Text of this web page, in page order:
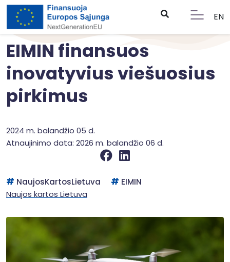
EN
EIMIN finansuos
inovatyvius viešuosius
pirkimus
2024 m. balandžio 05 d.
Atnaujinimo data: 2026 m. balandžio 06 d.
NaujosKartosLietuva
EIMIN
Naujos kartos Lietuva